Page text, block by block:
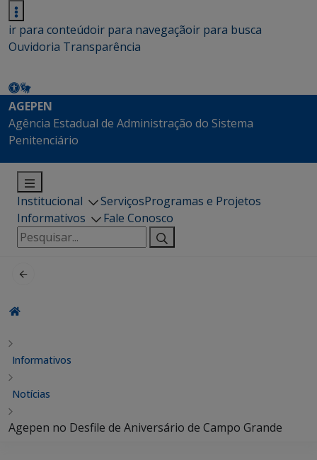
ir para conteúdoir para navegaçãoir para busca
Ouvidoria Transparência
AGEPEN
Agência Estadual de Administração do Sistema
Penitenciário
Institucional ServiçosProgramas e Projetos
Informativos
Fale Conosco
Pesquisar
por:
Informativos
Notícias
Agepen no Desfile de Aniversário de Campo Grande